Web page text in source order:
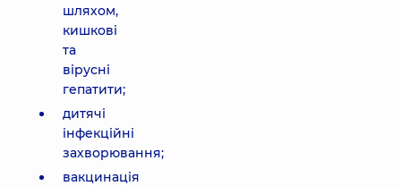
шляхом,
кишкові
та
вірусні
гепатити;
дитячі
інфекційні
захворювання;
вакцинація